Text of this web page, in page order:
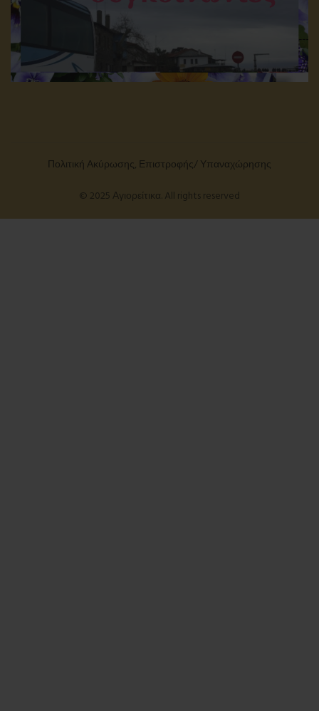
Πολιτική Ακύρωσης, Επιστροφής/ Υπαναχώρησης
© 2025 Αγιορείτικα. All rights reserved